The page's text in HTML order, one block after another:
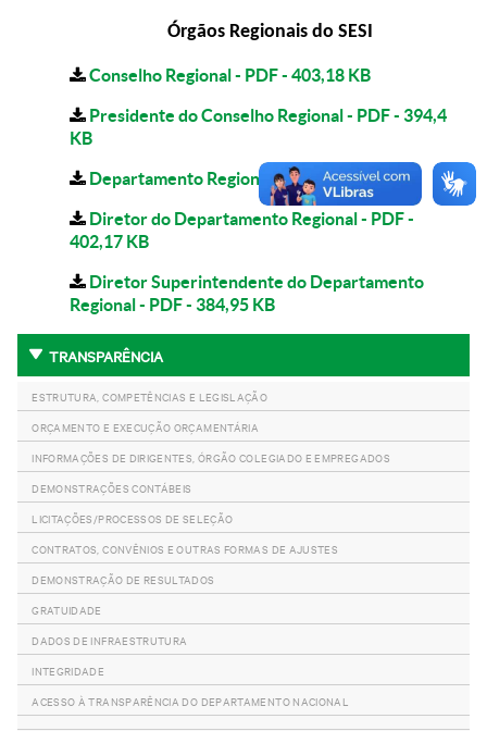
Órgãos Regionais do SESI
Conselho Regional - PDF - 403,18 KB
Presidente do Conselho Regional - PDF - 394,4
KB
Departamento Regional - PDF - 394,85 KB
Diretor do Departamento Regional - PDF -
402,17 KB
Diretor Superintendente do Departamento
Regional - PDF - 384,95 KB
TRANSPARÊNCIA
ESTRUTURA, COMPETÊNCIAS E LEGISLAÇÃO
ORÇAMENTO E EXECUÇÃO ORÇAMENTÁRIA
INFORMAÇÕES DE DIRIGENTES, ÓRGÃO COLEGIADO E EMPREGADOS
DEMONSTRAÇÕES CONTÁBEIS
LICITAÇÕES/PROCESSOS DE SELEÇÃO
CONTRATOS, CONVÊNIOS E OUTRAS FORMAS DE AJUSTES
DEMONSTRAÇÃO DE RESULTADOS
GRATUIDADE
DADOS DE INFRAESTRUTURA
INTEGRIDADE
ACESSO À TRANSPARÊNCIA DO DEPARTAMENTO NACIONAL